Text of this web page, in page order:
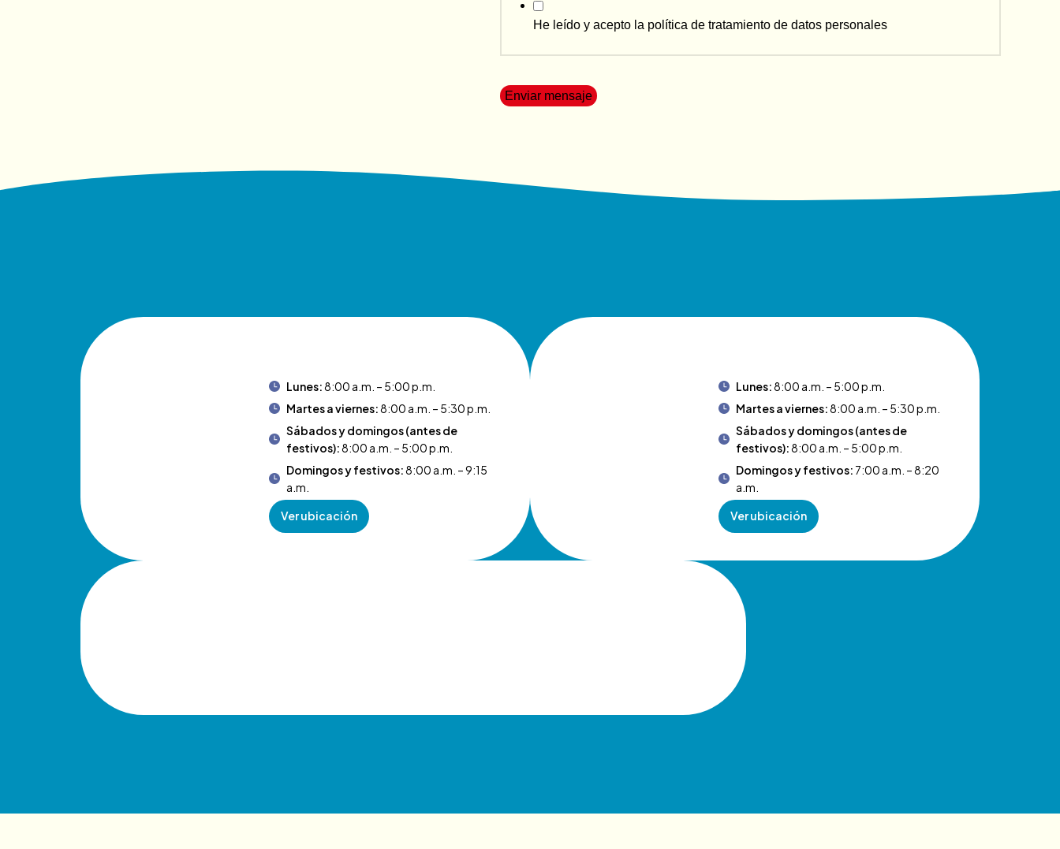
He leído y acepto la política de tratamiento de datos personales
Enviar mensaje
Lunes:8:00 a.m. – 5:00 p.m.
Martes a viernes:8:00 a.m. – 5:30 p.m.
Sábados y domingos (antes de
festivos):8:00 a.m. – 5:00 p.m.
Domingos y festivos:8:00 a.m. – 9:15
a.m.
Ver ubicación
Lunes:8:00 a.m. – 5:00 p.m.
Martes a viernes:8:00 a.m. – 5:30 p.m.
Sábados y domingos (antes de
festivos):8:00 a.m. – 5:00 p.m.
Domingos y festivos: 7:00 a.m. – 8:20
a.m.
Ver ubicación